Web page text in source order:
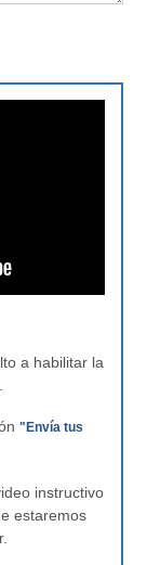
a habilitar la
"Envía tus
instructivo
estaremos